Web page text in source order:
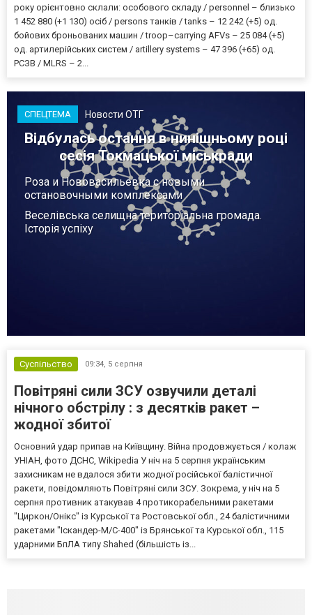
року орієнтовно склали: особового складу / personnel – близько
1 452 880 (+1 130) осіб / persons танків / tanks – 12 242 (+5) од.
бойових броньованих машин / troop–carrying AFVs – 25 084 (+5)
од. артилерійських систем / artillery systems – 47 396 (+65) од.
РСЗВ / MLRS – 2...
СПЕЦТЕМА Новости ОТГ
Відбулась остання в нинішньому році
сесія Токмацької міськради
Роза и Нововасильевка с новыми
остановочными комплексами
Веселівська селищна територіальна громада.
Історія успіху
Суспільство 09:34, 5 серпня
Повітряні сили ЗСУ озвучили деталі
нічного обстрілу : з десятків ракет –
жодної збитої
Основний удар припав на Київщину. Війна продовжується / колаж
УНІАН, фото ДСНС, Wikipedia У ніч на 5 серпня українським
захисникам не вдалося збити жодної російської балістичної
ракети, повідомляють Повітряні сили ЗСУ. Зокрема, у ніч на 5
серпня противник атакував 4 протикорабельними ракетами
"Циркон/Онікс" із Курської та Ростовської обл., 24 балістичними
ракетами "Іскандер-М/С-400" із Брянської та Курської обл., 115
ударними БпЛА типу Shahed (більшість із...